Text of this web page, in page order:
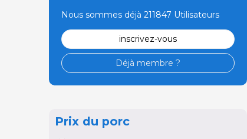
Nous sommes déjà 211847 Utilisateurs
inscrivez-vous
Déjà membre ?
Prix du porc